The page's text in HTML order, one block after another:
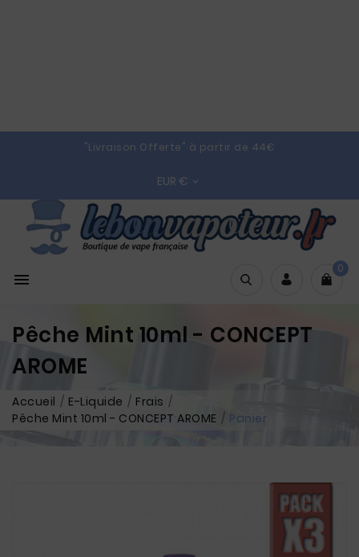
"Livraison Offerte" à partir de 44€
EUR € 

0
Pêche Mint 10ml - CONCEPT
AROME
Accueil E-Liquide
Frais
Pêche Mint 10ml - CONCEPT AROME
Panier